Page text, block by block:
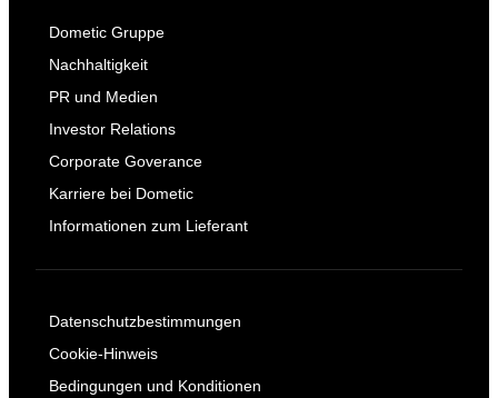
Dometic Gruppe
Nachhaltigkeit
PR und Medien
Investor Relations
Corporate Goverance
Karriere bei Dometic
Informationen zum Lieferant
Datenschutzbestimmungen
Cookie-Hinweis
Bedingungen und Konditionen